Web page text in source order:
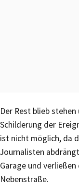
Der Rest blieb
Schilderung der
ist nicht möglich, da
Journalisten
Garage und
Nebenstraße.